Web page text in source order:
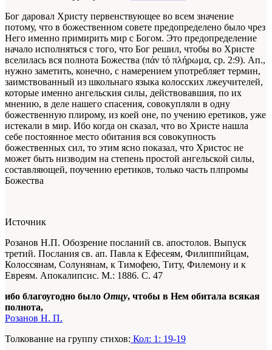
Бог даровал Христу первенствующее во всем значение
потому, что в божественном совете предопределено было чрез
Него именно примирить мир с Богом. Это предопределение
начало исполняться с того, что Бог решил, чтобы во Христе
вселилась вся полнота Божества (πάν τό πλήρωμα, ср. 2:9). Ап.,
нужно заметить, конечно, с намерением употребляет термин,
заимствованный из школьнаго языка колосских лжеучителей,
которые именно ангельския силы, действовавшия, по их
мнению, в деле нашего спасения, совокупляли в одну
божественную плирому, из коей оне, по учению еретиков, уже
истекали в мир. Ибо когда он сказал, что во Христе нашла
себе постоянное место обитания вся совокупность
божественных сил, то этим ясно показал, что Христос не
может быть низводим на степень простой ангельской силы,
составляющей, поучению еретиков, только часть плпромы
Божества
Источник
Розанов Н.П. Обозрение посланий св. апостолов. Выпуск
третий. Послания св. ап. Павла к Ефесеям, Филиппийцам,
Колоссянам, Солунянам, к Тимофею, Титу, Филемону и к
Евреям. Апокалипсис. М.: 1886. С. 47
ибо благоугодно было Отцу, чтобы в Нем обитала всякая
полнота,
Розанов Н. П.
Толкование на группу стихов: Кол: 1: 19-19